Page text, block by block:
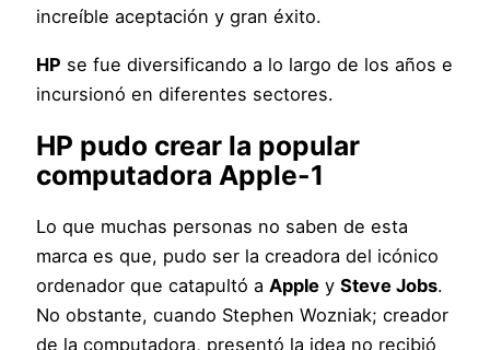
increíble aceptación y gran éxito.
HP se fue diversificando a lo largo de los años e
incursionó en diferentes sectores.
HP pudo crear la popular
computadora Apple-1
Lo que muchas personas no saben de esta
marca es que, pudo ser la creadora del icónico
ordenador que catapultó aApple ySteve Jobs.
No obstante, cuando Stephen Wozniak; creador
de la computadora, presentó la idea no recibió